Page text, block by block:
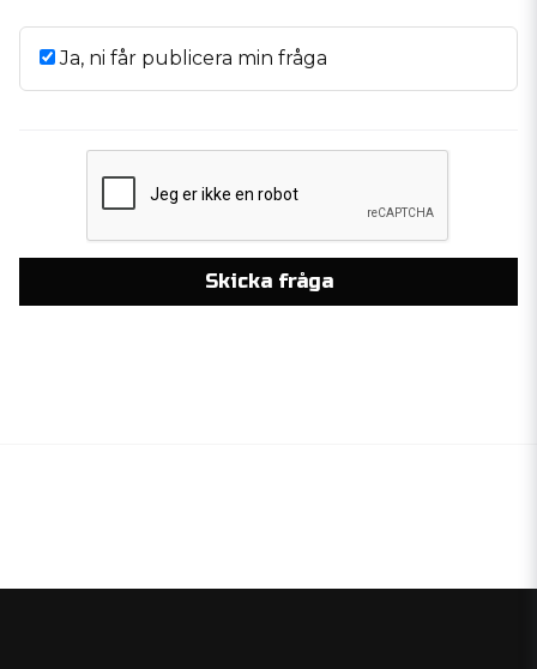
Ja, ni får publicera min fråga
Skicka fråga